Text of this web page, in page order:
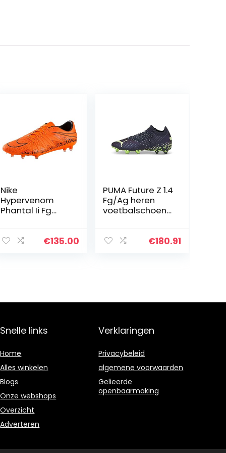
Nike
Hypervenom
Phantal Ii Fg
Brons
€135.00
PUMA Future Z 1.4
Fg/Ag heren
voetbalschoene
€180.91
Snelle links
Home
Alles winkelen
Blogs
Onze webshops
Overzicht
Adverteren
Verklaringen
Privacybeleid
algemene voorwaarden
Gelieerde
openbaarmaking